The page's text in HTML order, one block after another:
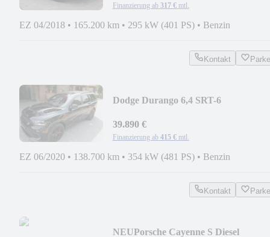
Finanzierung ab 317 € mtl.
EZ 04/2018 • 165.200 km • 295 kW (401 PS) • Benzin
Kontakt
Dodge Durango 6,4 SRT-6
39.890 €
Finanzierung ab 415 € mtl.
EZ 06/2020 • 138.700 km • 354 kW (481 PS) • Benzin
Kontakt
NEUPorsche Cayenne S Diesel